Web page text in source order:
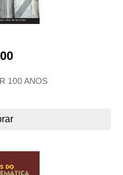
100 ANOS